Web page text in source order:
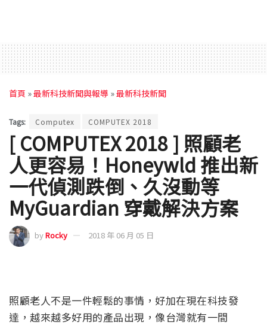
首頁 »最新科技新聞與報導 »最新科技新聞
Tags: Computex COMPUTEX 2018
[ COMPUTEX 2018 ] 照顧老
人更容易！Honeywld 推出新
一代偵測跌倒、久沒動等
MyGuardian 穿戴解決方案
byRocky 2018 年 06 月 05 日
照顧老人不是一件輕鬆的事情，好加在現在科技發
達，越來越多好用的產品出現，像台灣就有一間